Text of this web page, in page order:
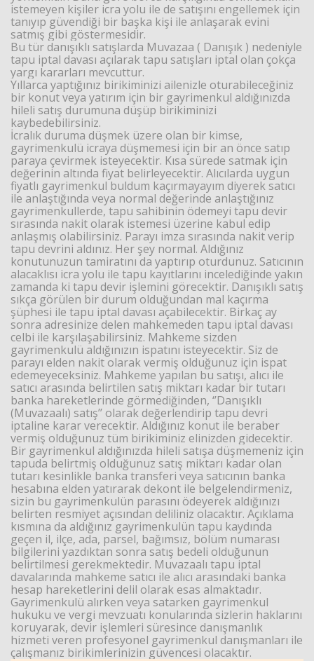
istemeyen kişiler icra yolu ile de satışını engellemek için
tanıyıp güvendiği bir başka kişi ile anlaşarak evini
satmış gibi göstermesidir.
Bu tür danışıklı satışlarda Muvazaa ( Danışık ) nedeniyle
tapu iptal davası açılarak tapu satışları iptal olan çokça
yargı kararları mevcuttur.
Yıllarca yaptığınız birikiminizi ailenizle oturabileceğiniz
bir konut veya yatırım için bir gayrimenkul aldığınızda
hileli satış durumuna düşüp birikiminizi
kaybedebilirsiniz.
İcralık duruma düşmek üzere olan bir kimse,
gayrimenkulü icraya düşmemesi için bir an önce satıp
paraya çevirmek isteyecektir. Kısa sürede satmak için
değerinin altında fiyat belirleyecektir. Alıcılarda uygun
fiyatlı gayrimenkul buldum kaçırmayayım diyerek satıcı
ile anlaştığında veya normal değerinde anlaştığınız
gayrimenkullerde, tapu sahibinin ödemeyi tapu devir
sırasında nakit olarak istemesi üzerine kabul edip
anlaşmış olabilirsiniz. Parayı imza sırasında nakit verip
tapu devrini aldınız. Her şey normal. Aldığınız
konutunuzun tamiratını da yaptırıp oturdunuz. Satıcının
alacaklısı icra yolu ile tapu kayıtlarını incelediğinde yakın
zamanda ki tapu devir işlemini görecektir. Danışıklı satış
sıkça görülen bir durum olduğundan mal kaçırma
şüphesi ile tapu iptal davası açabilecektir. Birkaç ay
sonra adresinize delen mahkemeden tapu iptal davası
celbi ile karşılaşabilirsiniz. Mahkeme sizden
gayrimenkulü aldığınızın ispatını isteyecektir. Siz de
parayı elden nakit olarak vermiş olduğunuz için ispat
edemeyeceksiniz. Mahkeme yapılan bu satışı, alıcı ile
satıcı arasında belirtilen satış miktarı kadar bir tutarı
banka hareketlerinde görmediğinden, ‘’Danışıklı
(Muvazaalı) satış’’ olarak değerlendirip tapu devri
iptaline karar verecektir. Aldığınız konut ile beraber
vermiş olduğunuz tüm birikiminiz elinizden gidecektir.
Bir gayrimenkul aldığınızda hileli satışa düşmemeniz için
tapuda belirtmiş olduğunuz satış miktarı kadar olan
tutarı kesinlikle banka transferi veya satıcının banka
hesabına elden yatırarak dekont ile belgelendirmeniz,
sizin bu gayrimenkulün parasını ödeyerek aldığınızı
belirten resmiyet açısından deliliniz olacaktır. Açıklama
kısmına da aldığınız gayrimenkulün tapu kaydında
geçen il, ilçe, ada, parsel, bağımsız, bölüm numarası
bilgilerini yazdıktan sonra satış bedeli olduğunun
belirtilmesi gerekmektedir. Muvazaalı tapu iptal
davalarında mahkeme satıcı ile alıcı arasındaki banka
hesap hareketlerini delil olarak esas almaktadır.
Gayrimenkulü alırken veya satarken gayrimenkul
hukuku ve vergi mevzuatı konularında sizlerin haklarını
koruyarak, devir işlemleri süresince danışmanlık
hizmeti veren profesyonel gayrimenkul danışmanları ile
çalışmanız birikimlerinizin güvencesi olacaktır.
Haberin Doğru Adresi.